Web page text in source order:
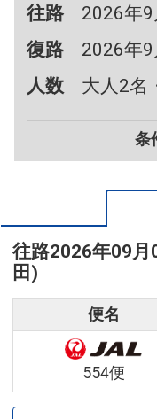
往路
2026年
復路
2026年
人数
大人2名
条
往路2026年09月
田)
便名
554便